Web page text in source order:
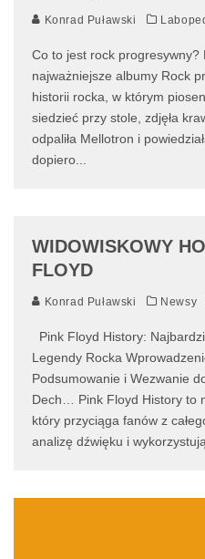
Konrad Puławski
Co to jest rock progresywny?
najważniejsze albumy Rock
historii rocka, w którym
siedzieć przy stole, zdjęła
odpaliła Mellotron i
dopiero
WIDOWISKOWY
FLOYD
Konrad Puławski Newsy
Pink Floyd History:
Legendy Rocka
Podsumowanie i Wezwanie
Dech… Pink Floyd History to
który przyciąga fanów z
analizę dźwięku i